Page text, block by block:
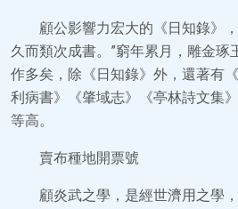
顧公影響力宏大的《日知錄》
久而類次成書。”窮年累月，雕金琢
作多矣，除《日知錄》外，還著有
利病書》《肇域志》《亭林詩文集
等高。
賣布種地開票號
顧炎武之學，是經世濟用之學